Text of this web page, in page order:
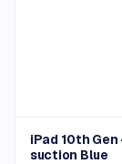
iPad 10th
suction Blue